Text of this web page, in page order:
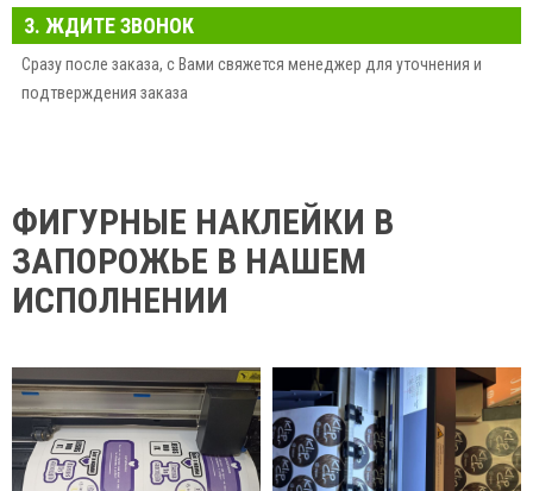
3. ЖДИТЕ ЗВОНОК
Сразу после заказа, с Вами свяжется менеджер для уточнения и
подтверждения заказа
ФИГУРНЫЕ НАКЛЕЙКИ В
ЗАПОРОЖЬЕ В НАШЕМ
ИСПОЛНЕНИИ